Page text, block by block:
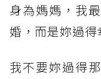
身為媽媽，我
婚，而是妳過得
我不要妳過得